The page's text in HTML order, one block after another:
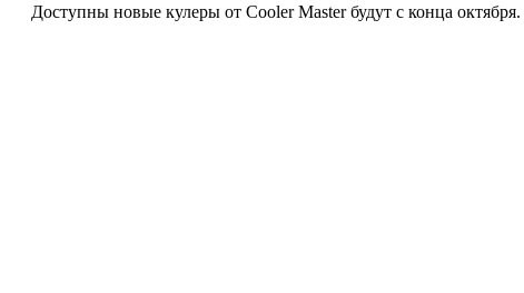
Доступны новые кулеры от Cooler Master будут с конца